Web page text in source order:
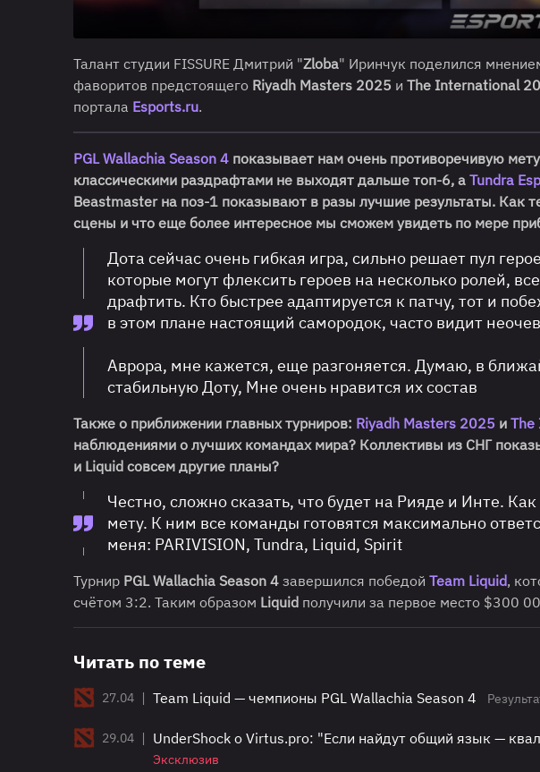
Талант студии FISSURE Дмитрий "Zloba" Иринчук поделился
фаворитов предстоящего Riyadh Masters 2025 и The International
портала Esports.ru.
PGL Wallachia Season 4 показывает нам очень противоречивую
классическими раздрафтами не выходят дальше топ-6, а Tundra
Beastmaster на поз-1 показывают в разы лучшие результаты. Как
сцены и что еще более интересное мы сможем увидеть по мере
Дота сейчас очень гибкая игра, сильно решает пул
которые могут флексить героев на несколько ролей,
драфтить. Кто быстрее адаптируется к патчу, тот и
в этом плане настоящий самородок, часто видит
Аврора, мне кажется, еще разгоняется. Думаю, в
стабильную Доту, Мне очень нравится их состав
Также о приближении главных турниров: Riyadh Masters 2025 и The
наблюдениями о лучших командах мира? Коллективы из СНГ
и Liquid совсем другие планы?
Честно, сложно сказать, что будет на Рияде и Инте.
мету. К ним все команды готовятся максимально
меня: PARIVISION, Tundra, Liquid, Spirit
Турнир PGL Wallachia Season 4 завершился победой Team Liquid,
счётом 3:2. Таким образом Liquid получили за первое место $300
Читать по теме
27.04 | Team Liquid — чемпионы PGL Wallachia Season 4
29.04 | UnderShock о Virtus.pro: "Если найдут общий язык —
Эксклюзив